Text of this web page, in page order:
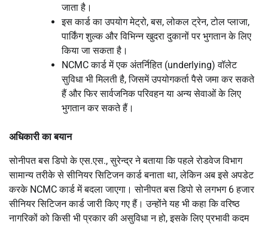
जाता है।
इस कार्ड का उपयोग मेट्रो, बस, लोकल ट्रेन, टोल प्लाजा,
पार्किंग शुल्क और विभिन्न खुदरा दुकानों पर भुगतान के लिए
किया जा सकता है।
NCMC कार्ड में एक अंतर्निहित (underlying) वॉलेट
सुविधा भी मिलती है, जिसमें उपयोगकर्ता पैसे जमा कर सकते
हैं और फिर सार्वजनिक परिवहन या अन्य सेवाओं के लिए
भुगतान कर सकते हैं।
अधिकारी का बयान
सोनीपत बस डिपो के एस.एस., सुरेन्द्र ने बताया कि पहले रोडवेज विभाग
सामान्य तरीके से सीनियर सिटिजन कार्ड बनाता था, लेकिन अब इसे अपडेट
करके NCMC कार्ड में बदला जाएगा। सोनीपत बस डिपो से लगभग 6 हजार
सीनियर सिटिजन कार्ड जारी किए गए हैं। उन्होंने यह भी कहा कि वरिष्ठ
नागरिकों को किसी भी प्रकार की असुविधा न हो, इसके लिए प्रभावी कदम